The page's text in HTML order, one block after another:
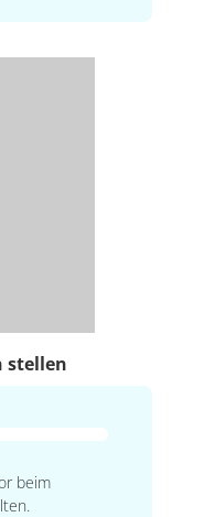
stellen
beim